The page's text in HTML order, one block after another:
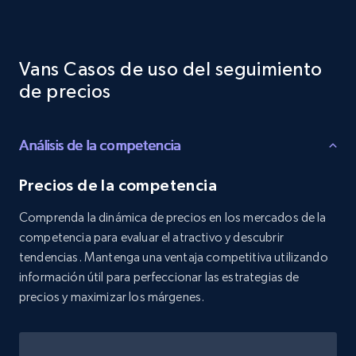
1.9K+ 323+ Comenzar ahora
Etsy - Collects data from shop's URL
Reviews count shop, Reviews count item, Initial
1.9K+ Comenzar ahora
Vans Casos de uso del seguimiento
de precios
Análisis de la competencia
Precios de la competencia
Comprenda la dinámica de precios en los mercados de la
competencia para evaluar el atractivo y descubrir
tendencias. Mantenga una ventaja competitiva utilizando
información útil para perfeccionar las estrategias de
precios y maximizar los márgenes.